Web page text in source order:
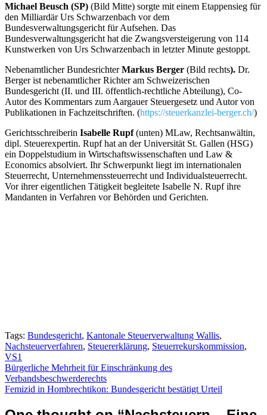
Michael Beusch (SP) (Bild Mitte) sorgte mit einem Etappensieg für
den Milliardär Urs Schwarzenbach vor dem
Bundesverwaltungsgericht für Aufsehen. Das
Bundesverwaltungsgericht hat die Zwangsversteigerung von 114
Kunstwerken von Urs Schwarzenbach in letzter Minute gestoppt.
Nebenamtlicher BundesrichterMarkus Berger (Bild rechts). Dr.
Berger ist nebenamtlicher Richter am Schweizerischen
Bundesgericht (II. und III. öffentlich-rechtliche Abteilung), Co-
Autor des Kommentars zum Aargauer Steuergesetz und Autor von
Publikationen in Fachzeitschriften. (https://steuerkanzlei-berger.ch/)
Gerichtsschreiberin Isabelle Rupf(unten) MLaw, Rechtsanwältin,
dipl. Steuerexpertin. Rupf hat an der Universität St. Gallen (HSG)
ein Doppelstudium in Wirtschaftswissenschaften und Law &
Economics absolviert. Ihr Schwerpunkt liegt im internationalen
Steuerrecht, Unternehmenssteuerrecht und Individualsteuerrecht.
Vor ihrer eigentlichen Tätigkeit begleitete Isabelle N. Rupf ihre
Mandanten in Verfahren vor Behörden und Gerichten.
Tags: Bundesgericht, Kantonale Steuerverwaltung Wallis,
Nachsteuerverfahren, Steuererklärung, Steuerrekurskommission,
VS1
Beitragsnavigation
Bürgerliche Mehrheit für Einschränkung des
Verbandsbeschwerderechts
Femizid in Hombrechtikon: Bundesgericht bestätigt Urteil